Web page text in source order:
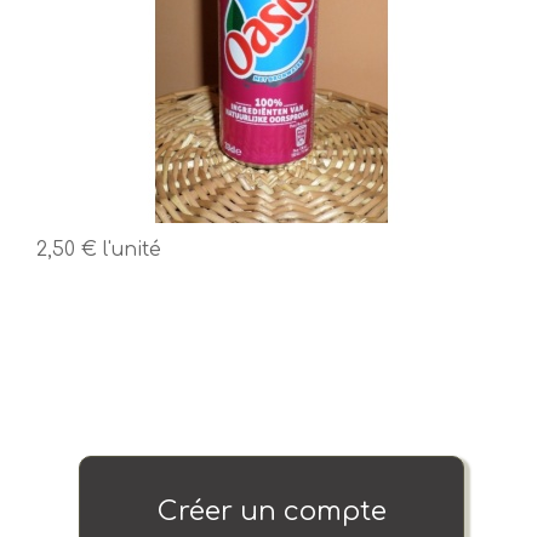
2,50 € l'unité
Créer un compte